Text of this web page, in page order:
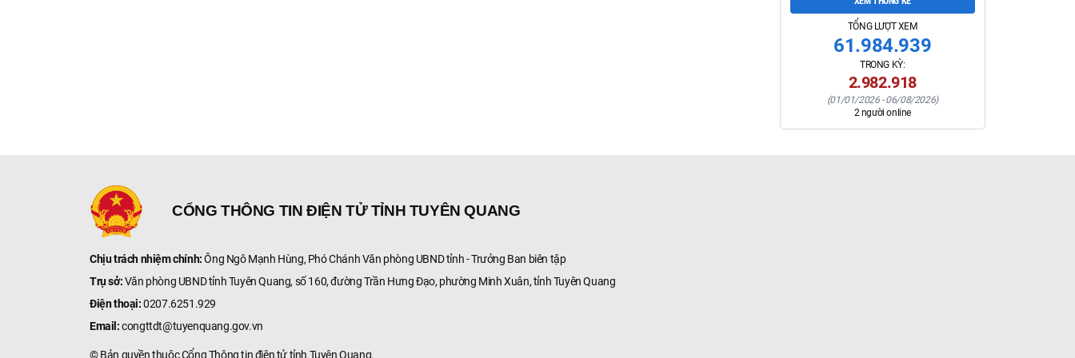
TỔNG LƯỢT XEM
61.984.939
TRONG KỲ:
2.982.918
(01/01/2026-06/08/2026)
2người online
CỔNG THÔNG TIN ĐIỆN TỬ TỈNH TUYÊN QUANG
Chịu trách nhiệm chính:Ông Ngô Mạnh Hùng, Phó Chánh Văn phòng UBND tỉnh - Trưởng Ban biên tập
Trụ sở:Văn phòng UBND tỉnh Tuyên Quang, số 160, đường Trần Hưng Đạo, phường Minh Xuân, tỉnh Tuyên Quang
Điện thoại:0207.6251.929
Email: congttdt@tuyenquang.gov.vn
© Bản quyền thuộc Cổng Thông tin điện tử tỉnh Tuyên Quang.